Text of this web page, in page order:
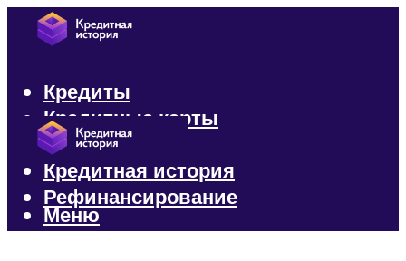
Кредиты
Кредитные карты
Микрозаймы
Кредитная история
Рефинансирование
Меню